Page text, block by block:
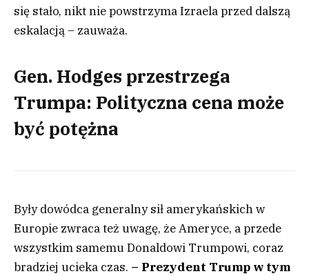
się stało, nikt nie powstrzyma Izraela przed dalszą
eskalacją – zauważa.
Gen. Hodges przestrzega
Trumpa: Polityczna cena może
być potężna
Były dowódca generalny sił amerykańskich w
Europie zwraca też uwagę, że Ameryce, a przede
wszystkim samemu Donaldowi Trumpowi, coraz
bradziej ucieka czas. – Prezydent Trump w tym